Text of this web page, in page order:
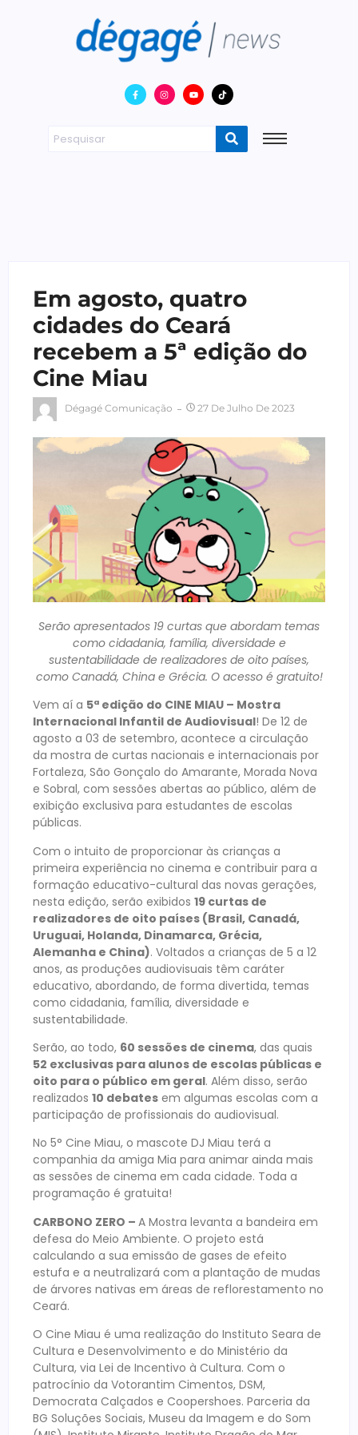
Em agosto, quatro
cidades do Ceará
recebem a 5ª edição do
Cine Miau
Dégagé Comunicação 27 De Julho De 2023
Serão apresentados 19 curtas que abordam temas
como cidadania, família, diversidade e
sustentabilidade de realizadores de oito países,
como Canadá, China e Grécia. O acesso é gratuito!
Vem aí a 5ª edição do CINE MIAU – Mostra
Internacional Infantil de Audiovisual! De 12 de
agosto a 03 de setembro, acontece a circulação
da mostra de curtas nacionais e internacionais por
Fortaleza, São Gonçalo do Amarante, Morada Nova
e Sobral, com sessões abertas ao público, além de
exibição exclusiva para estudantes de escolas
públicas.
Com o intuito de proporcionar às crianças a
primeira experiência no cinema e contribuir para a
formação educativo-cultural das novas gerações,
nesta edição, serão exibidos 19 curtas de
realizadores de oito países (Brasil, Canadá,
Uruguai, Holanda, Dinamarca, Grécia,
Alemanha e China). Voltados a crianças de 5 a 12
anos, as produções audiovisuais têm caráter
educativo, abordando, de forma divertida, temas
como cidadania, família, diversidade e
sustentabilidade.
Serão, ao todo, 60 sessões de cinema, das quais
52 exclusivas para alunos de escolas públicas e
oito para o público em geral. Além disso, serão
realizados 10 debates em algumas escolas com a
participação de profissionais do audiovisual.
No 5° Cine Miau, o mascote DJ Miau terá a
companhia da amiga Mia para animar ainda mais
as sessões de cinema em cada cidade. Toda a
programação é gratuita!
CARBONO ZERO – A Mostra levanta a bandeira em
defesa do Meio Ambiente. O projeto está
calculando a sua emissão de gases de efeito
estufa e a neutralizará com a plantação de mudas
de árvores nativas em áreas de reflorestamento no
Ceará.
O Cine Miau é uma realização do Instituto Seara de
Cultura e Desenvolvimento e do Ministério da
Cultura, via Lei de Incentivo à Cultura. Com o
patrocínio da Votorantim Cimentos, DSM,
Democrata Calçados e Coopershoes. Parceria da
BG Soluções Sociais, Museu da Imagem e do Som